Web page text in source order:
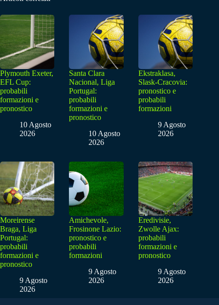
Plymouth Exeter,
EFL Cup:
probabili
formazioni e
pronostico
10 Agosto
2026
Santa Clara
Nacional, Liga
Portugal:
probabili
formazioni e
pronostico
10 Agosto
2026
Ekstraklasa,
Slask-Cracovia:
pronostico e
probabili
formazioni
9 Agosto
2026
Moreirense
Braga, Liga
Portugal:
probabili
formazioni e
pronostico
9 Agosto
2026
Amichevole,
Frosinone Lazio:
pronostico e
probabili
formazioni
9 Agosto
2026
Eredivisie,
Zwolle Ajax:
probabili
formazioni e
pronostico
9 Agosto
2026